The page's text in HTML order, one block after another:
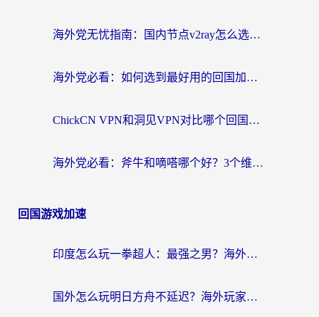
海外党无忧指南：国内节点v2ray怎么选？一键回国VPN+多场景实测帮你避坑
海外党必看：如何选到最好用的回国加速器？从节点到售后的全维度指南
ChickCN VPN和洞见VPN对比哪个回国效果更好？海外党亲测3款加速器+避坑指南
海外党必看：斧牛和嘀嗒哪个好？3个维度教你选对回国加速器
回国游戏加速
印度怎么玩一拳超人：最强之男？海外党国服游戏加速避坑指南
国外怎么玩明日方舟不延迟？海外玩家国服游戏加速终极指南（附DNF梦幻诛仙解决方案）